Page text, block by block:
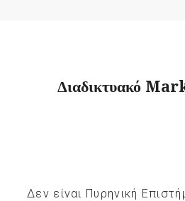
Διαδικτυακό
Δεν είναι Πυρηνική